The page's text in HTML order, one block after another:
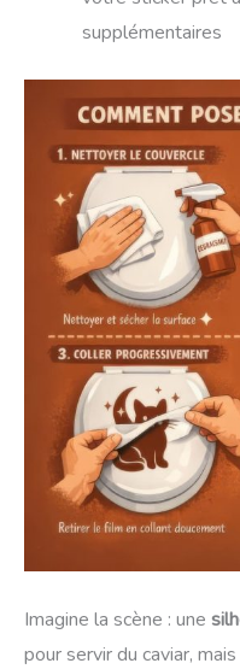
supplémentaires
Imagine la scène : une
pour servir du caviar,